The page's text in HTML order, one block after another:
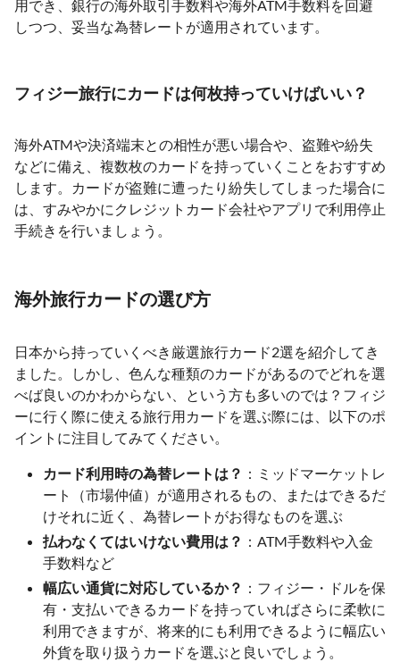
用でき、銀行の海外取引手数料や海外ATM手数料を回避
しつつ、妥当な為替レートが適用されています。
フィジー旅行にカードは何枚持っていけばいい？
海外ATMや決済端末との相性が悪い場合や、盗難や紛失
などに備え、複数枚のカードを持っていくことをおすすめ
します。カードが盗難に遭ったり紛失してしまった場合に
は、すみやかにクレジットカード会社やアプリで利用停止
手続きを行いましょう。
海外旅行カードの選び方
日本から持っていくべき厳選旅行カード2選を紹介してき
ました。しかし、色んな種類のカードがあるのでどれを選
べば良いのかわからない、という方も多いのでは？フィジ
ーに行く際に使える旅行用カードを選ぶ際には、以下のポ
イントに注目してみてください。
カード利用時の為替レートは？ ：ミッドマーケットレ
ート（市場仲値）が適用されるもの、またはできるだ
けそれに近く、為替レートがお得なものを選ぶ
払わなくてはいけない費用は？ ：ATM手数料や入金
手数料など
幅広い通貨に対応しているか？ ：フィジー・ドルを保
有・支払いできるカードを持っていればさらに柔軟に
利用できますが、将来的にも利用できるように幅広い
外貨を取り扱うカードを選ぶと良いでしょう。